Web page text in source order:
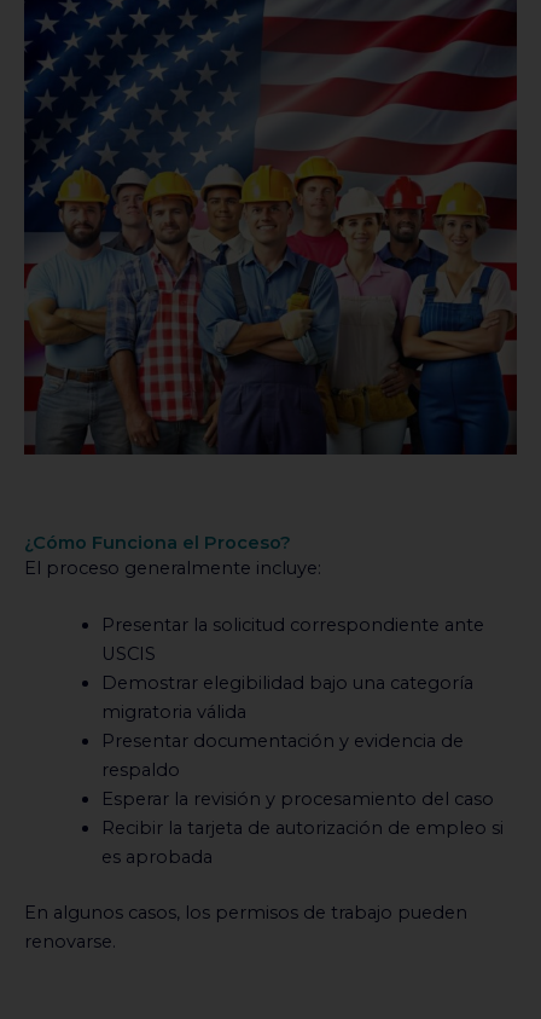
¿Cómo Funciona el Proceso?
El proceso generalmente incluye:
Presentar la solicitud correspondiente ante
USCIS
Demostrar elegibilidad bajo una categoría
migratoria válida
Presentar documentación y evidencia de
respaldo
Esperar la revisión y procesamiento del caso
Recibir la tarjeta de autorización de empleo si
es aprobada
En algunos casos, los permisos de trabajo pueden
renovarse.